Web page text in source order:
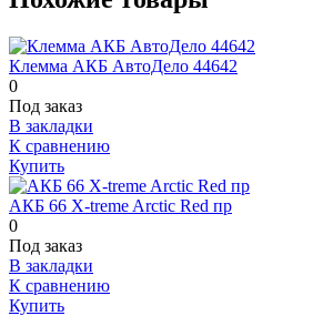
Клемма АКБ АвтоДело 44642
0
Под заказ
В закладки
К сравнению
Купить
АКБ 66 X-treme Arctic Red пр
0
Под заказ
В закладки
К сравнению
Купить